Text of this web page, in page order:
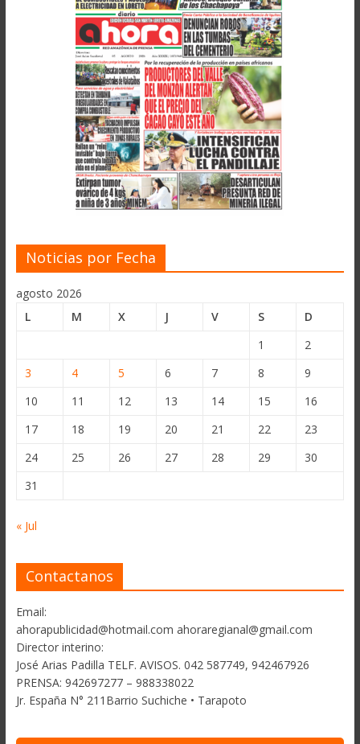
Noticias por Fecha
agosto 2026
L
M X J V S
D
1
2
3
4 5 6 7 8
9
10
11 12 13 14 15
16
17
18 19 20 21 22
23
24
25 26 27 28 29
30
31
« Jul
Contactanos
Email:
ahorapublicidad@hotmail.com ahoraregianal@gmail.com
Director interino:
José Arias Padilla TELF. AVISOS. 042 587749, 942467926
PRENSA: 942697277 – 988338022
Jr. España N° 211Barrio Suchiche • Tarapoto